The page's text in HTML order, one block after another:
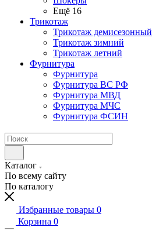
Ещё 16
Трикотаж
Трикотаж демисезонный
Трикотаж зимний
Трикотаж летний
Фурнитура
Фурнитура
Фурнитура ВС РФ
Фурнитура МВД
Фурнитура МЧС
Фурнитура ФСИН
Каталог
По всему сайту
По каталогу
Избранные товары 0
Корзина 0